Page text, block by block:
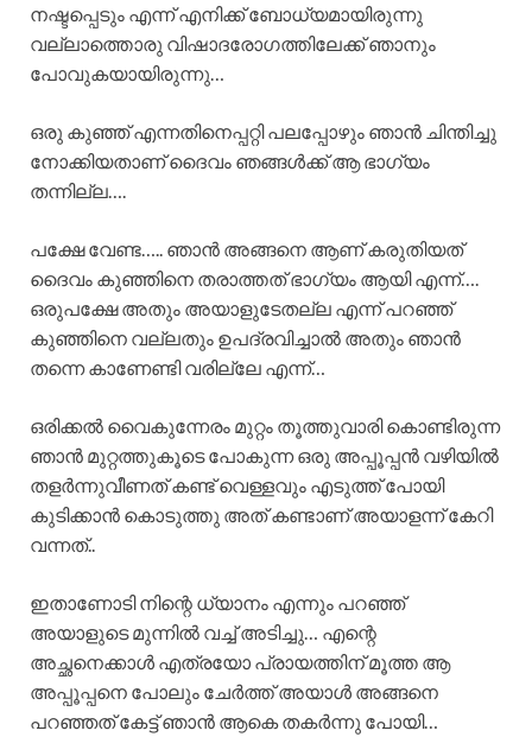
നഷ്ടപ്പെടും എന്ന് എനിക്ക് ബോധ്യമായിരുന്നു
വല്ലാത്തൊരു വിഷാദരോഗത്തിലേക്ക് ഞാനും
പോവുകയായിരുന്നു…
ഒരു കുഞ്ഞ് എന്നതിനെപ്പറ്റി പലപ്പോഴും ഞാൻ ചിന്തിച്ചു
നോക്കിയതാണ് ദൈവം ഞങ്ങൾക്ക് ആ ഭാഗ്യം
തന്നില്ല….
പക്ഷേ വേണ്ട….. ഞാൻ അങ്ങനെ ആണ് കരുതിയത്
ദൈവം കുഞ്ഞിനെ തരാത്തത് ഭാഗ്യം ആയി എന്ന്….
ഒരുപക്ഷേ അതും അയാളുടേതല്ല എന്ന് പറഞ്ഞ്
കുഞ്ഞിനെ വല്ലതും ഉപദ്രവിച്ചാൽ അതും ഞാൻ
തന്നെ കാണേണ്ടി വരില്ലേ എന്ന്…
ഒരിക്കൽ വൈകുന്നേരം മുറ്റം തൂത്തുവാരി കൊണ്ടിരുന്ന
ഞാൻ മുറ്റത്തുകൂടെ പോകുന്ന ഒരു അപ്പൂപ്പൻ വഴിയിൽ
തളർന്നുവീണത് കണ്ട് വെള്ളവും എടുത്ത് പോയി
കുടിക്കാൻ കൊടുത്തു അത് കണ്ടാണ് അയാളന്ന് കേറി
വന്നത്..
ഇതാണോടി നിന്റെ ധ്യാനം എന്നും പറഞ്ഞ്
അയാളുടെ മുന്നിൽ വച്ച് അടിച്ചു… എന്റെ
അച്ഛനെക്കാൾ എത്രയോ പ്രായത്തിന് മൂത്ത ആ
അപ്പൂപ്പനെ പോലും ചേർത്ത് അയാൾ അങ്ങനെ
പറഞ്ഞത് കേട്ട് ഞാൻ ആകെ തകർന്നു പോയി…